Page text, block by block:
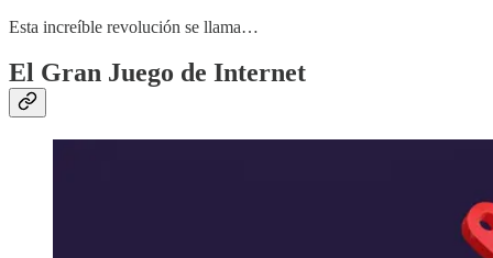
Esta increíble revolución se llama…
El Gran Juego de Internet